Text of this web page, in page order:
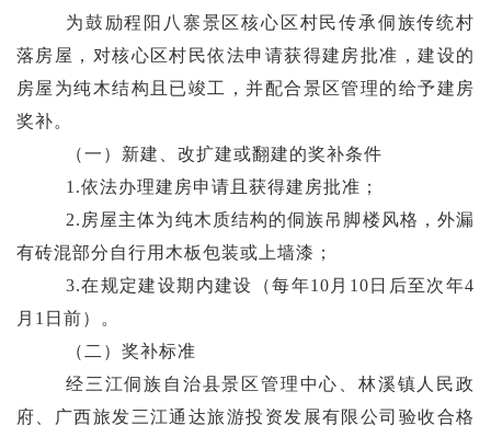
为鼓励程阳八寨景区核心区村民传承侗族传统村
落房屋，对核心区村民依法申请获得建房批准，建设的
房屋为纯木结构且已竣工，并配合景区管理的给予建房
奖补。
（一） 新建、改扩建或翻建的奖补条件
1 .依法办理建房申请且获得建房批准；
2. 房屋主体为纯木质结构的侗族吊脚楼风格，外漏
有砖混部分自行用木板包装或上墙漆 ；
3.在规定建设期内建设（每年10 月 10 日 后至次年4
月 1 日 前）。
（二）奖补标准
经三江侗族自治县景区管理中心、林溪镇 人民政
府
广西旅发三江通达旅游投资发展有限公司 验收合格